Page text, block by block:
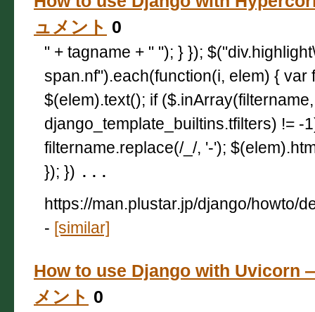
ュメント 0
" + tagname + " "); } });
span.nf").each(function(i, elem) { var
$(elem).text(); if ($.inArray(filtername,
django_template_builtins.tfilters) != -
filtername.replace(/_/, '-');
}); }) ...
https://man.plustar.jp/django/howto/
- [similar]
How to use Django with Uvicorn
メント 0